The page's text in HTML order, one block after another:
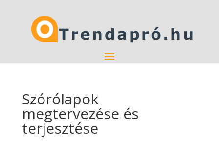
Szórólapok
megtervezése és
terjesztése